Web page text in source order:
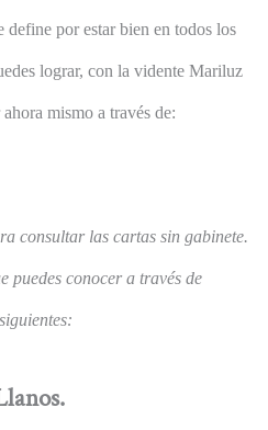
por estar bien en todos los
lograr, con la vidente Mariluz
mismo a través de:
consultar las cartas sin gabinete.
puedes conocer a través de